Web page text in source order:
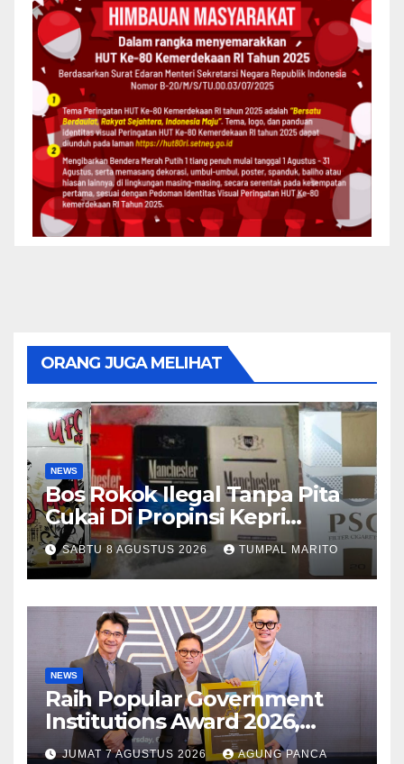
ORANG JUGA MELIHAT
NEWS
Bos Rokok Ilegal Tanpa Pita
Cukai Di Propinsi Kepri
Semakin Marak
SABTU 8 AGUSTUS 2026 TUMPAL MARITO
NEWS
Raih Popular Government
Institutions Award 2026,
Kinerja Komunikasi Publik
JUMAT 7 AGUSTUS 2026 AGUNG PANCA